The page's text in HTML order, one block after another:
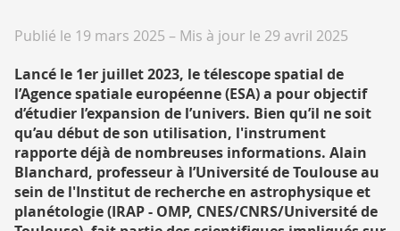
RECHERCHE
DE LA
RECHERCHE
Publié le 19 mars 2025 – Mis à jour le 29 avril 2025
Lancé le 1er juillet 2023, le télescope spatial de
l’Agence spatiale européenne (ESA) a pour objectif
d’étudier l’expansion de l’univers. Bien qu’il ne soit
qu’au début de son utilisation, l'instrument
rapporte déjà de nombreuses informations. Alain
Blanchard, professeur à l’Université de Toulouse au
sein de l'Institut de recherche en astrophysique et
planétologie (IRAP - OMP, CNES/CNRS/Université de